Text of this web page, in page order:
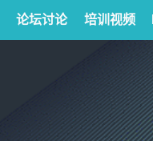
论坛讨论 培训视频